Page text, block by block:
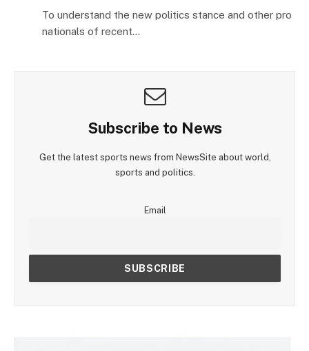
To understand the new politics stance and other pro
nationals of recent…
Subscribe to News
Get the latest sports news from NewsSite about world,
sports and politics.
Email